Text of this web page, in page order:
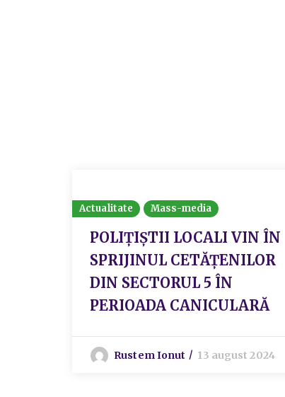
Actualitate Mass-media
POLIȚIȘTII LOCALI VIN ÎN
SPRIJINUL CETĂȚENILOR
DIN SECTORUL 5 ÎN
PERIOADA CANICULARĂ
Rustem Ionut 13 august 2024